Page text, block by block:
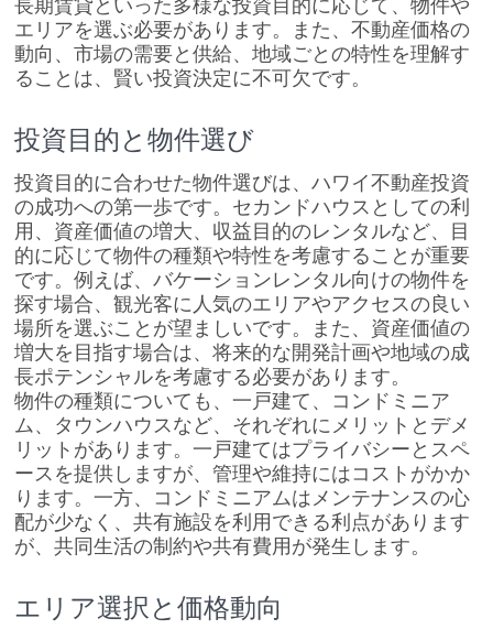
エリアを選ぶ必要があります。また、不動産価格の
動向、市場の需要と供給、地域ごとの特性を理解す
ることは、賢い投資決定に不可欠です。
投資目的と物件選び
投資目的に合わせた物件選びは、ハワイ不動産投資
の成功への第一歩です。セカンドハウスとしての利
用、資産価値の増大、収益目的のレンタルなど、目
的に応じて物件の種類や特性を考慮することが重要
です。例えば、バケーションレンタル向けの物件を
探す場合、観光客に人気のエリアやアクセスの良い
場所を選ぶことが望ましいです。また、資産価値の
増大を目指す場合は、将来的な開発計画や地域の成
長ポテンシャルを考慮する必要があります。
物件の種類についても、一戸建て、コンドミニア
ム、タウンハウスなど、それぞれにメリットとデメ
リットがあります。一戸建てはプライバシーとスペ
ースを提供しますが、管理や維持にはコストがかか
ります。一方、コンドミニアムはメンテナンスの心
配が少なく、共有施設を利用できる利点があります
が、共同生活の制約や共有費用が発生します。
エリア選択と価格動向